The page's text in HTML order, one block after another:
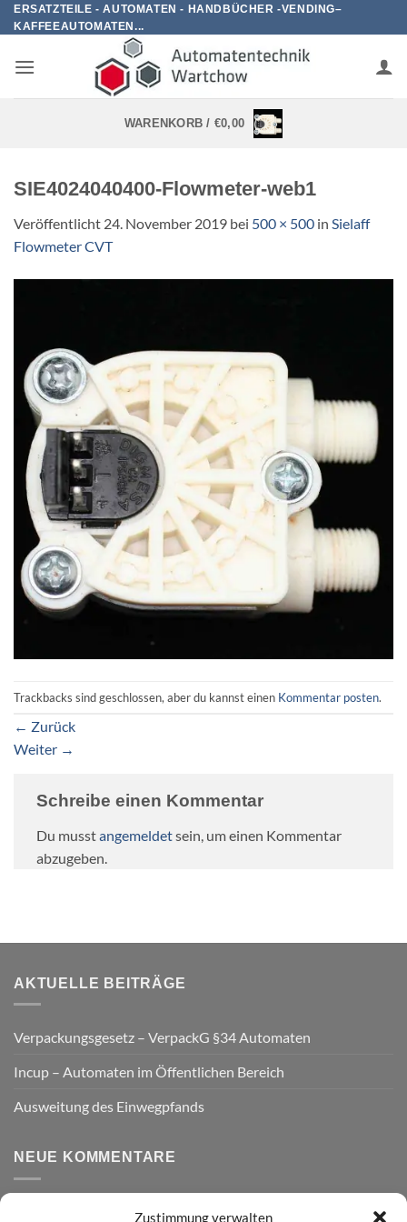
Zustimmung verwalten
Zum
Inhalt
ERSATZTEILE - AUTOMATEN - HANDBÜCHER -VENDING–
KAFFEEAUTOMATEN...
WARENKORB / €0,00
SIE4024040400-Flowmeter-web1
Veröffentlicht 24. November 2019 bei 500 × 500 in Sielaff
Flowmeter CVT
Trackbacks sind geschlossen, aber du kannst einen Kommentar posten.
← Zurück
Weiter →
Schreibe einen Kommentar
Du musstangemeldetsein, um einen Kommentar
abzugeben.
AKTUELLE BEITRÄGE
Verpackungsgesetz – VerpackG §34 Automaten
Incup – Automaten im Öffentlichen Bereich
Ausweitung des Einwegpfands
NEUE KOMMENTARE